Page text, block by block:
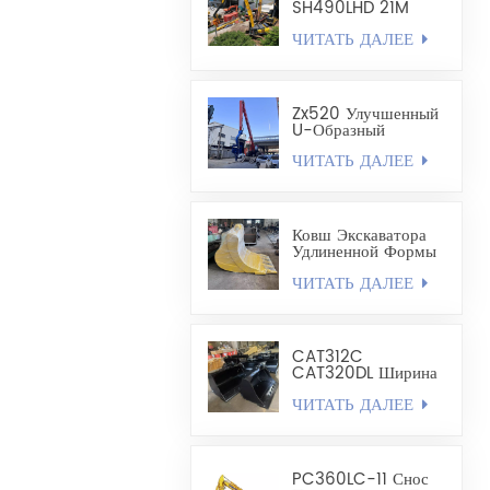
SH490LHD 21M
Экскаватор Для
ЧИТАТЬ ДАЛЕЕ
Zx520 Улучшенный
U-Образный
Забивной Рычаг Для
Стальных
ЧИТАТЬ ДАЛЕЕ
Ковш Экскаватора
Удлиненной Формы
- Карьерный Ковш
ЧИТАТЬ ДАЛЕЕ
CAT312C
CAT320DL Ширина
Выравнивающего
Ковша 1200–1300
ЧИТАТЬ ДАЛЕЕ
PC360LC-11 Снос